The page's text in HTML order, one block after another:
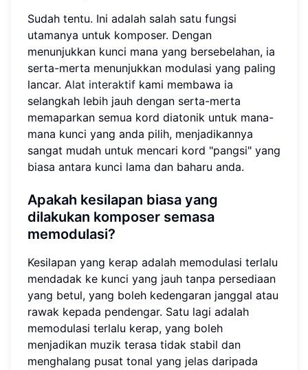
Sudah tentu. Ini adalah salah satu fungsi
utamanya untuk komposer. Dengan
menunjukkan kunci mana yang bersebelahan, ia
serta-merta menunjukkan modulasi yang paling
lancar. Alat interaktif kami membawa ia
selangkah lebih jauh dengan serta-merta
memaparkan semua kord diatonik untuk mana-
mana kunci yang anda pilih, menjadikannya
sangat mudah untuk mencari kord "pangsi" yang
biasa antara kunci lama dan baharu anda.
Apakah kesilapan biasa yang
dilakukan komposer semasa
memodulasi?
Kesilapan yang kerap adalah memodulasi terlalu
mendadak ke kunci yang jauh tanpa persediaan
yang betul, yang boleh kedengaran janggal atau
rawak kepada pendengar. Satu lagi adalah
memodulasi terlalu kerap, yang boleh
menjadikan muzik terasa tidak stabil dan
menghalang pusat tonal yang jelas daripada